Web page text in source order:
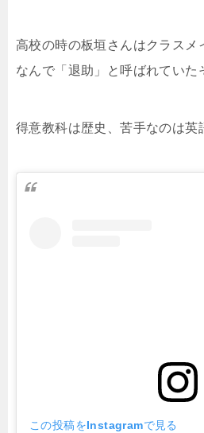
高校の時の板垣さんはクラスメ
なんで「退助」と呼ばれていた
得意教科は歴史、苦手なのは英
この投稿をInstagramで見る